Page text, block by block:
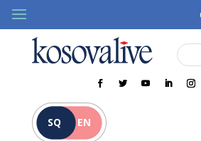
SQ EN